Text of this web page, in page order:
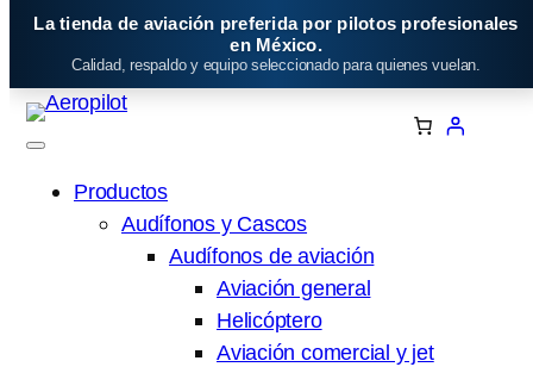
Saltar
La tienda de aviación preferida por pilotos profesionales
en México.
Calidad, respaldo y equipo seleccionado para quienes vuelan.
Productos
Audífonos y Cascos
Audífonos de aviación
Aviación general
Helicóptero
Aviación comercial y jet